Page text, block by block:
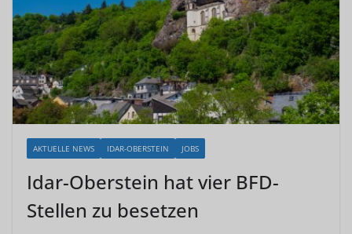
AKTUELLE NEWS IDAR-OBERSTEIN JOBS
Idar-Oberstein hat vier BFD-
Stellen zu besetzen